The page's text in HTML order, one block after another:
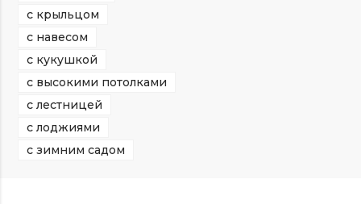
с крыльцом
с навесом
с кукушкой
с высокими потолками
с лестницей
с лоджиями
с зимним садом